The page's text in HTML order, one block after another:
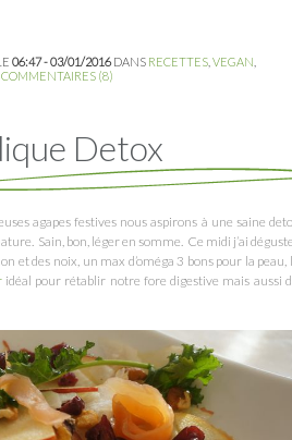
06:47 - 03/01/2016DANS RECETTES VEGAN
COMMENTAIRES (8)
Detox
agapes festives nous aspirons à une saine
Sain, bon, léger en somme. Ce midi j’ai
et des noix, un max d’oméga 3 bons pour la peau,
idéal pour rétablir notre fore digestive mais aussi